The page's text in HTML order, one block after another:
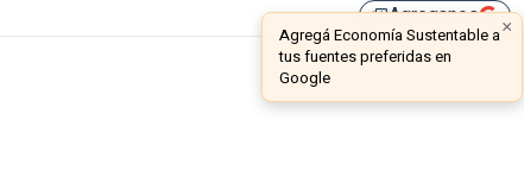
library_addAgreganos ×
Agregá Economía Sustentable a
tus fuentes preferidas en
Google